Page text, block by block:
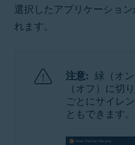
選択したアプリケーショ
れます。
注意: 緑（オ
（オフ）に切
ごとにサイレ
ともできます。